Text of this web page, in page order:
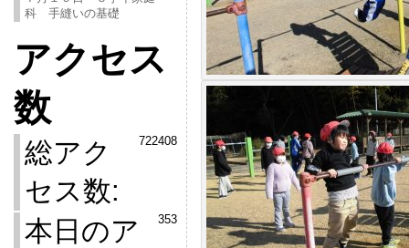
科 手縫いの基礎
アクセス
数
722408
総アク
セス数:
353
本日のア